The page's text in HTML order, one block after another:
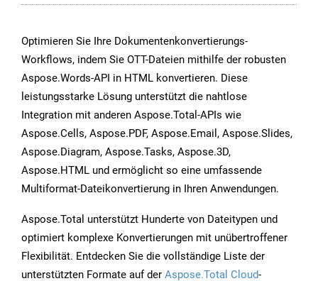
Optimieren Sie Ihre Dokumentenkonvertierungs-
Workflows, indem Sie OTT-Dateien mithilfe der robusten
Aspose.Words-API in HTML konvertieren. Diese
leistungsstarke Lösung unterstützt die nahtlose
Integration mit anderen Aspose.Total-APIs wie
Aspose.Cells, Aspose.PDF, Aspose.Email, Aspose.Slides,
Aspose.Diagram, Aspose.Tasks, Aspose.3D,
Aspose.HTML und ermöglicht so eine umfassende
Multiformat-Dateikonvertierung in Ihren Anwendungen.
Aspose.Total unterstützt Hunderte von Dateitypen und
optimiert komplexe Konvertierungen mit unübertroffener
Flexibilität. Entdecken Sie die vollständige Liste der
unterstützten Formate auf der Aspose.Total Cloud-